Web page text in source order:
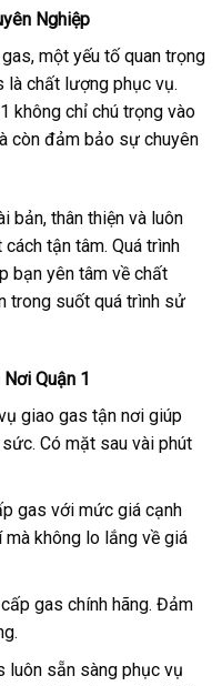
Nghiệp
một yếu tố quan trọng
là chất lượng phục vụ.
không chỉ chú trọng vào
còn đảm bảo sự chuyên
thân thiện và luôn
tận tâm. Quá trình
bạn yên tâm về chất
trong suốt quá trình sử
Quận 1
giao gas tận nơi giúp
Có mặt sau vài phút
gas với mức giá cạnh
mà không lo lắng về giá
gas chính hãng. Đảm
luôn sẵn sàng phục vụ